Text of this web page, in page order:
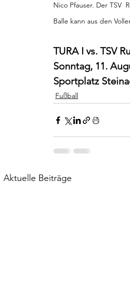
Nico Pfauser. Der TSV
Balle kann aus den
TURA I vs. TSV
Sonntag, 11.
Sportplatz
Fußball
Aktuelle Beiträge